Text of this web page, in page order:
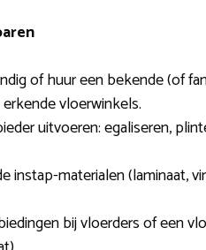
of huur een bekende (of
vloerwinkels.
uitvoeren: egaliseren,
instap-materialen (laminaat,
bij vloerders of een